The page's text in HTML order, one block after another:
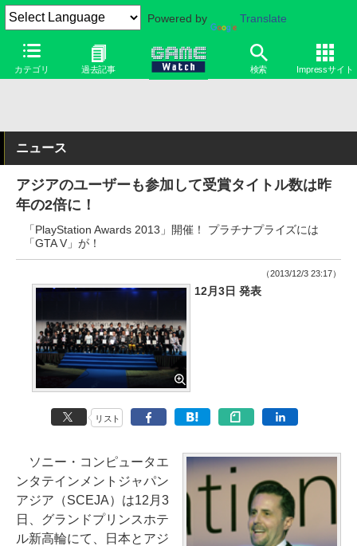
Powered by Translate
カテゴリ 過去記事 検索 Impressサイト
ニュース
アジアのユーザーも参加して受賞タイトル数は昨
年の2倍に！
「PlayStation Awards 2013」開催！ プラチナプライズには
「GTA V」が！
（2013/12/3 23:17）
12月3日 発表
リスト
ソニー・コンピュータエ
ンタテインメントジャパン
アジア（SCEJA）は12月3
日、グランドプリンスホテ
ル新高輪にて、日本とアジ